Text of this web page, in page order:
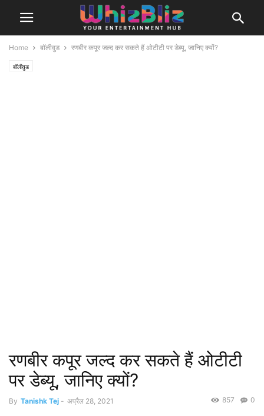
Home बॉलीवुड रणबीर कपूर जल्द कर सकते हैं ओटीटी पर डेब्यू, जानिए क्यों?
बॉलीवुड
रणबीर कपूर जल्द कर सकते हैं ओटीटी
पर डेब्यू, जानिए क्यों?
By Tanishk Tej - अप्रैल 28, 2021 0
857